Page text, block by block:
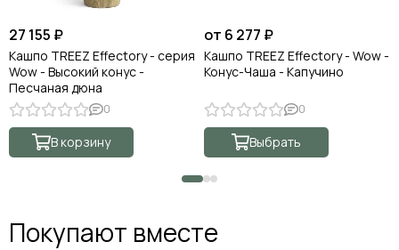
27 155 ₽
Кашпо TREEZ Effectory - серия
Wow - Высокий конус -
Песчаная дюна
0
В корзину
от 6 277 ₽
Кашпо TREEZ Effectory - Wow -
Конус-Чаша - Капучино
0
Выбрать
Покупают вместе